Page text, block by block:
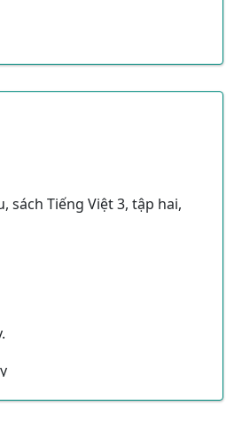
sách Tiếng Việt 3, tập hai,